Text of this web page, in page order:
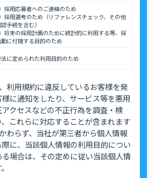
）採用応募者へのご連絡のため
）採用選考のため（リファレンスチェック、その他
手続を含む）
）将来の採用計画のために統計的に利用する等、採
に付随する目的のため
に定められた利用目的のため
利用規約に違反しているお客様を発
に通知をしたり、サービス等を悪用
クセスなどの不正行為を調査・検
これらに対応することが含まれます
わらず、当社が第三者から個人情報
に、当該個人情報の利用目的につい
場合は、その定めに従い当該個人情